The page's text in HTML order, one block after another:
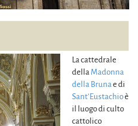
La cattedrale
della Madonna
della Bruna e di
Sant’Eustachioè
il luogo di culto
cattolico